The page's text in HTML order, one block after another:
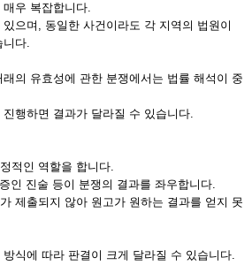
우 복잡합니다.
으며, 동일한 사건이라도 각 지역의 법원이
니다.
의 유효성에 관한 분쟁에서는 법률 해석이 중
행하면 결과가 달라질 수 있습니다.
적인 역할을 합니다.
인 진술 등이 분쟁의 결과를 좌우합니다.
제출되지 않아 원고가 원하는 결과를 얻지 못
식에 따라 판결이 크게 달라질 수 있습니다.